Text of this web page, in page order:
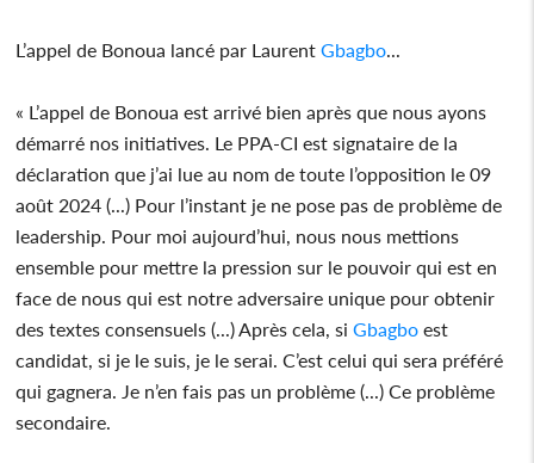
L’appel de Bonoua lancé par LaurentGbagbo
« L’appel de Bonoua est arrivé bien après que nous ayons
démarré nos initiatives. Le PPA-CI est signataire de la
déclaration que j’ai lue au nom de toute l’opposition le 09
août 2024 (...) Pour l’instant je ne pose pas de problème de
leadership. Pour moi aujourd’hui, nous nous mettions
ensemble pour mettre la pression sur le pouvoir qui est en
face de nous qui est notre adversaire unique pour obtenir
des textes consensuels (...) Après cela, siGbagbo est
candidat, si je le suis, je le serai. C’est celui qui sera préféré
qui gagnera. Je n’en fais pas un problème (...) Ce problème
secondaire.